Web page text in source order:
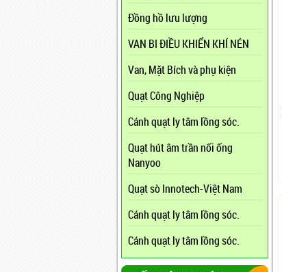
Đồng hồ lưu lượng
VAN BI ĐIỀU KHIỂN KHÍ NÉN
Van, Mặt Bích và phụ kiện
Quạt Công Nghiệp
Cánh quạt ly tâm lồng sóc.
Quạt hút âm trần nối ống
Nanyoo
Quạt sò Innotech-Việt Nam
Cánh quạt ly tâm lồng sóc.
Cánh quạt ly tâm lồng sóc.